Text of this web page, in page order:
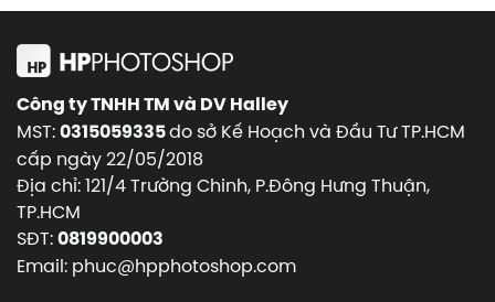
Công ty TNHH TM và DV Halley
MST:0315059335do sở Kế Hoạch và Đầu Tư TP.HCM
cấp ngày 22/05/2018
Địa chỉ: 121/4 Trường Chinh, P.Đông Hưng Thuận,
TP.HCM
SĐT:0819900003
Email: phuc@hpphotoshop.com